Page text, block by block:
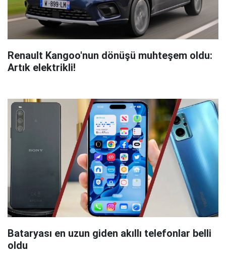
Renault Kangoo'nun dönüşü muhteşem oldu:
Artık elektrikli!
Bataryası en uzun giden akıllı telefonlar belli
oldu